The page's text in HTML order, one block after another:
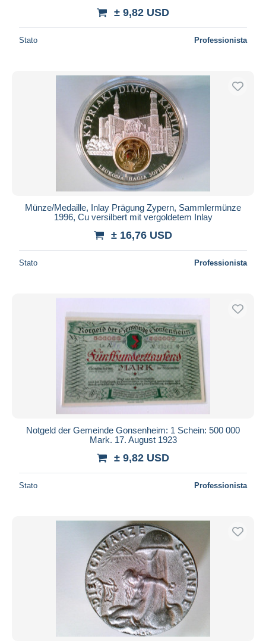
± 9,82 USD
Stato Professionista
Münze/Medaille, Inlay Prägung Zypern, Sammlermünze
1996, Cu versilbert mit vergoldetem Inlay
± 16,76 USD
Stato Professionista
Notgeld der Gemeinde Gonsenheim: 1 Schein: 500 000
Mark. 17. August 1923
± 9,82 USD
Stato Professionista